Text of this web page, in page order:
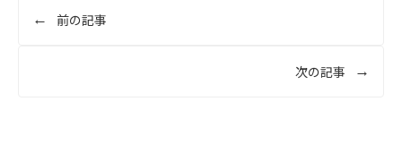
前の記事
次の記事